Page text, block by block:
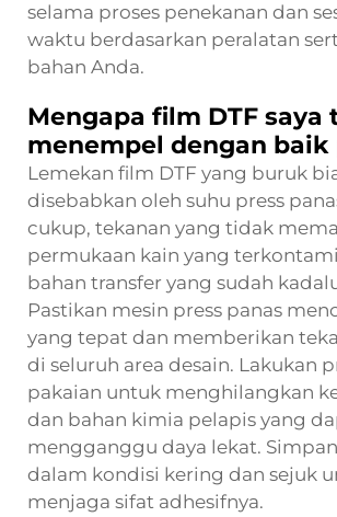
selama proses penekanan dan
waktu berdasarkan peralatan
bahan Anda.
Mengapa film DTF saya
menempel dengan baik
Lemekan film DTF yang buruk
disebabkan oleh suhu press
cukup, tekanan yang tidak
permukaan kain yang
bahan transfer yang sudah
Pastikan mesin press panas
yang tepat dan memberikan
di seluruh area desain. Lakukan
pakaian untuk menghilangkan
dan bahan kimia pelapis yang
mengganggu daya lekat.
dalam kondisi kering dan sejuk
menjaga sifat adhesifnya.